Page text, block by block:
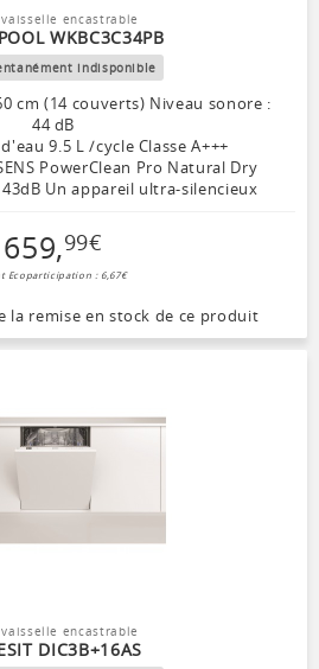
vaisselle encastrable
WKBC3C34PB
indisponible
cm (14 couverts) Niveau sonore :
44 dB
9.5 L /cycle Classe A+++
PowerClean Pro Natural Dry
Un appareil ultra-silencieux
659,99€
Ecoparticipation : 6,67€
la remise en stock de ce produit
vaisselle encastrable
DIC3B+16AS